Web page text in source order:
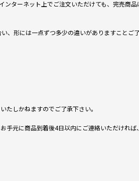
ターネット上でご注文いただけても、完売商
、形には一点ずつ多少の違いがありますことご
たしかねますのでご了承下さい。
元に商品到着後4日以内にご連絡いただければ